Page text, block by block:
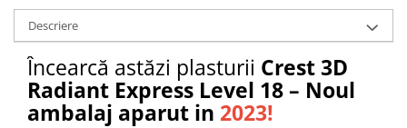
Descriere
Încearcă astăzi plasturii Crest 3D
Radiant Express Level 18 – Noul
ambalaj aparut in 2023!